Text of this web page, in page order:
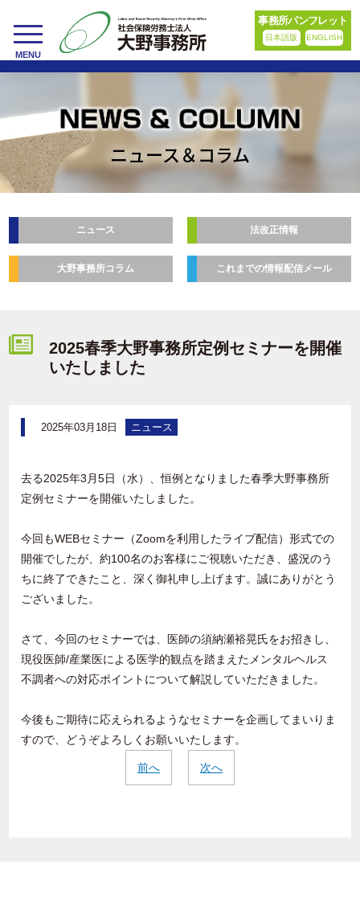
toggle
navigation
MENU
事務所パンフレット
日本語版 ENGLISH
ニュース＆コラム
ニュース 法改正情報
大野事務所コラム これまでの情報配信メール
2025春季大野事務所定例セミナーを開催
いたしました
2025年03月18日 ニュース
去る2025年3 月5日（水）、恒例となりました春季大野事務所
定例セミナーを開催いたしました。
今回もWEBセミナー（Zoomを利用したライブ配信）形式での
開催でしたが、約100名のお客様にご視聴いただき、盛況のう
ちに終了できたこと、深く御礼申し上げます。誠にありがとう
ございました。
さて、今回のセミナーでは、医師の須納瀬裕晃氏をお招きし、
現役医師/産業医による医学的観点を踏まえたメンタルヘルス
不調者への対応ポイントについて解説していただきました。
今後もご期待に応えられるようなセミナーを企画してまいりま
すので、どうぞよろしくお願いいたします。
前へ 次へ